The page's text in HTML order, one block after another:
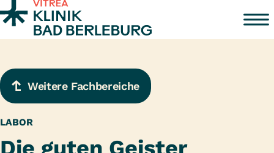
Zum Inhalt springen
Weitere Fachbereiche
LABOR